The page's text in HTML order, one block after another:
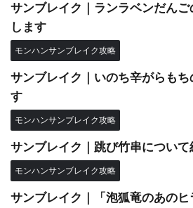
サンブレイク｜ランラベンだん
します
モンハンサンブレイク攻略
サンブレイク｜いのち辛がらもち
す
モンハンサンブレイク攻略
サンブレイク｜跳び竹串につい
モンハンサンブレイク攻略
サンブレイク｜「泡狐竜のあの